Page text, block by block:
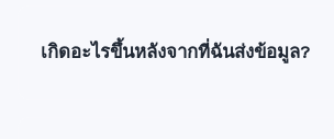
เกิดอะไรขึ้นหลังจากที่ฉันส่งข้อมูล?